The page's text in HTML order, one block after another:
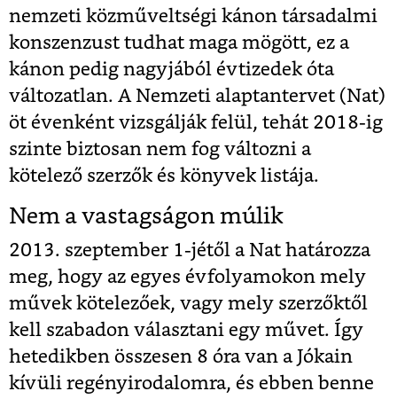
nemzeti közműveltségi kánon társadalmi
konszenzust tudhat maga mögött, ez a
kánon pedig nagyjából évtizedek óta
változatlan. A Nemzeti alaptantervet (Nat)
öt évenként vizsgálják felül, tehát 2018-ig
szinte biztosan nem fog változni a
kötelező szerzők és könyvek listája.
Nem a vastagságon múlik
2013. szeptember 1-jétől a Nat határozza
meg, hogy az egyes évfolyamokon mely
művek kötelezőek, vagy mely szerzőktől
kell szabadon választani egy művet. Így
hetedikben összesen 8 óra van a Jókain
kívüli regényirodalomra, és ebben benne